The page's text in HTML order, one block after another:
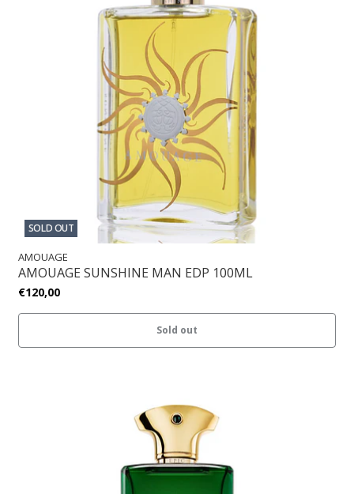
SOLD OUT
AMOUAGE
AMOUAGE SUNSHINE MAN EDP 100ML
€120,00
Sold out